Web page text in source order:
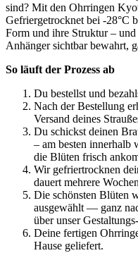
sind? Mit den Ohrringen
Gefriergetrocknet bei -28°C
Form und ihre Struktur –
Anhänger sichtbar bewahrt,
So läuft der Prozess ab
Du bestellst und
Nach der Bestellung
Versand deines
Du schickst deinen
– am besten innerhalb
die Blüten frisch
Wir gefriertrocknen
dauert mehrere
Die schönsten Blüten
ausgewählt — ganz
über unser
Deine fertigen
Hause geliefert.